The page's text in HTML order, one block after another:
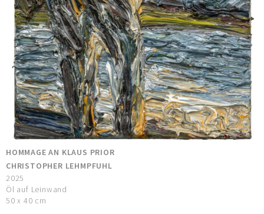
HOMMAGE AN KLAUS PRIOR
CHRISTOPHER LEHMPFUHL
2025
Öl auf Leinwand
50 x 40 cm